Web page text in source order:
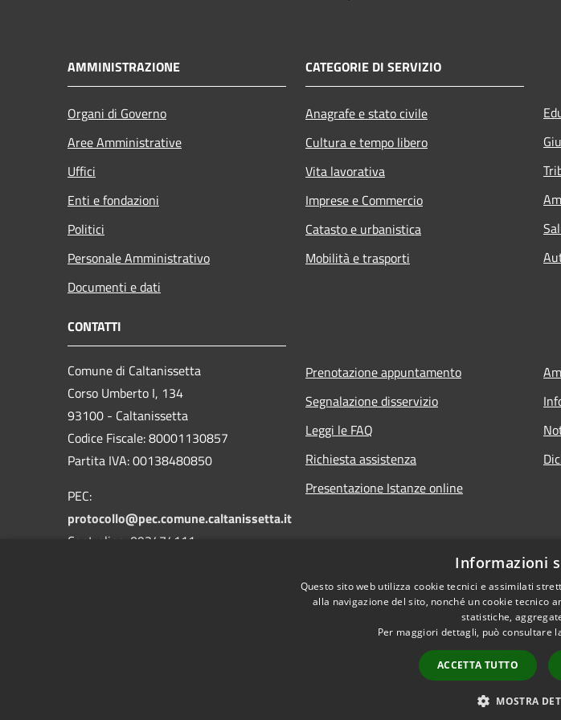
AMMINISTRAZIONE
Organi di Governo
Aree Amministrative
Uffici
Enti e fondazioni
Politici
Personale Amministrativo
Documenti e dati
CATEGORIE DI SERVIZIO
Anagrafe e stato civile
Cultura e tempo libero
Vita lavorativa
Imprese e Commercio
Catasto e urbanistica
Mobilità e trasporti
CONTATTI
Comune di Caltanissetta
Corso Umberto I, 134
93100 - Caltanissetta
Codice Fiscale: 80001130857
Partita IVA: 00138480850
PEC:
protocollo@pec.comune.caltanissetta.it
Centralino: 093474111
Prenotazione appuntamento
Segnalazione disservizio
Leggi le FAQ
Richiesta assistenza
Presentazione Istanze online
Informazioni
Questo sito web utilizza cookie tecnici e assimilati
alla navigazione del sito, nonché un cookie tecnico
statistiche,
Per maggiori dettagli, può consultare
ACCETTA TUTTO
MOSTRA